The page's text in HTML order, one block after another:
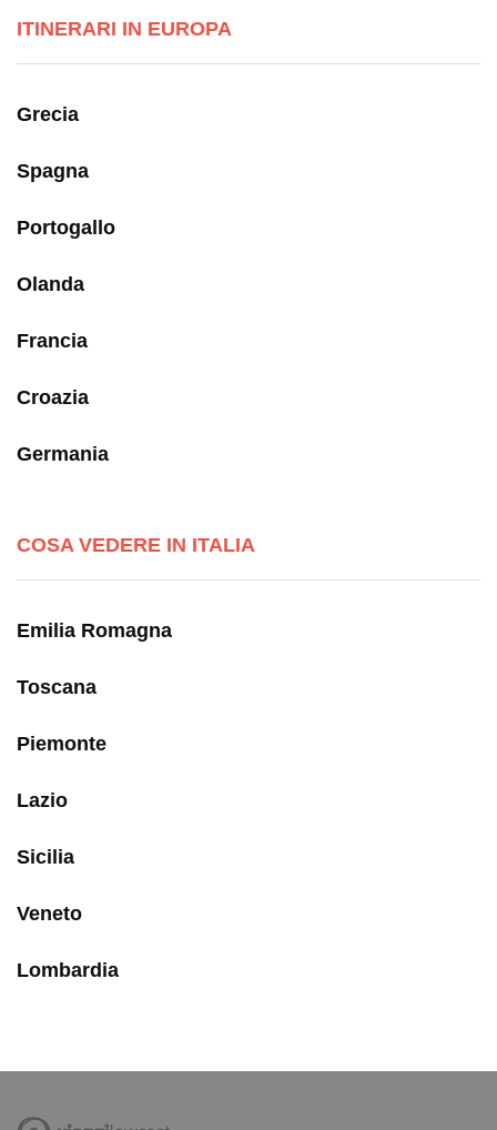
ITINERARI IN EUROPA
Grecia
Spagna
Portogallo
Olanda
Francia
Croazia
Germania
COSA VEDERE IN ITALIA
Emilia Romagna
Toscana
Piemonte
Lazio
Sicilia
Veneto
Lombardia